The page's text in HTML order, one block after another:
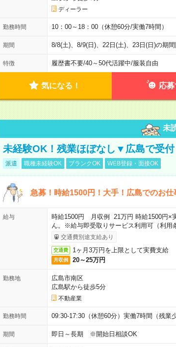
ディーラー
勤務時間 10：00～18：00（休憩60分/実働7時間）
期間 8/8(土)、8/9(日)、22日(土)、23日(日)の期
特徴 履歴書不要/40～50代活躍中/服装自由
気になる！ 応
未
未経験OK！残業ほぼなし▼広島で受付
派遣 職種未経験OK ブランクOK WEB登録・面接OK
急募！時給1500円！大手！広島でのお仕
給与
時給1500円 月収例 21万円 時給1500円×
ん。※給与即受取りサービス利用可（利用
交通費別途支給あり
交通費 1ヶ月3万円を上限として実費支給
月収例 20～25万円
勤務地
広島市南区
広島駅から徒歩5分
不動産業
勤務時間 09:30-17:30（休憩60分）実働7時間（残業
期間 即日～長期 ※開始日相談OK